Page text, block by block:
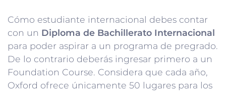
Cómo estudiante internacional debes contar
con un Diploma de Bachillerato Internacional
para poder aspirar a un programa de pregrado.
De lo contrario deberás ingresar primero a un
Foundation Course. Considera que cada año,
Oxford ofrece únicamente 50 lugares para los